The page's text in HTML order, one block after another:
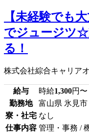
【未経験でも
でジュージツ
る！
株式会社綜合キャリア
給与 時給1,300円〜
勤務地
富山県 氷見市
寮・社宅 なし
仕事内容 管理・事務 /